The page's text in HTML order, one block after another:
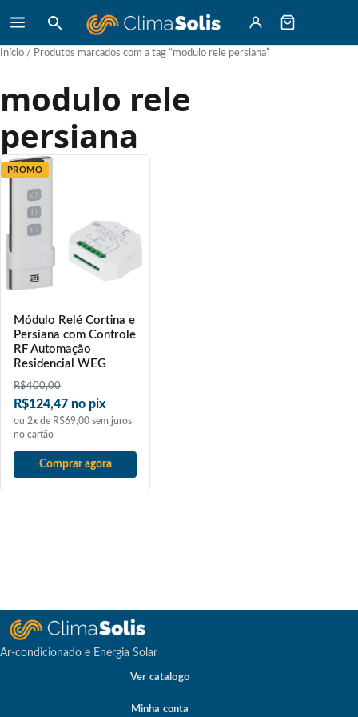
Início / Produtos marcados com a tag “modulo rele persiana”
modulo rele
persiana
PROMO
Módulo Relé Cortina e
Persiana com Controle
RF Automação
Residencial WEG
R$400,00
R$124,47 no pix
ou 2x de R$69,00 sem juros
no cartão
Comprar agora
Ar-condicionado e Energia Solar
Ver catalogo
Minha conta